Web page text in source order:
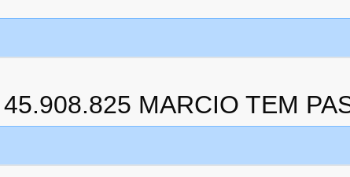
MARCIO TEM